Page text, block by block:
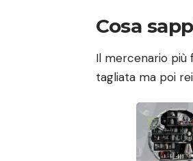
Cosa
Il mercenario più
tagliata ma poi